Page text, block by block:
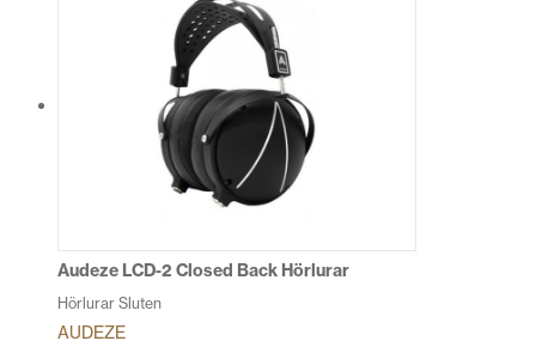
flera
varianter.
De
olika
alternativen
kan
väljas
produktsidan
Audeze LCD-2 Closed Back Hörlurar
Hörlurar Sluten
AUDEZE